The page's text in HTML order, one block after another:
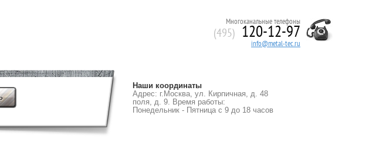
Многоканальные телефоны
(495) 120-12-97
info@metal-tec.ru
Наши координаты
Адрес: г.Москва, ул. Кирпичная, д. 48
поля, д. 9. Время работы:
Понедельник - Пятница с 9 до 18 часов